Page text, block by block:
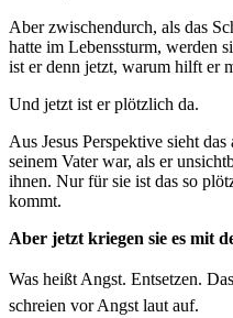
Aber zwischendurch, als das
hatte im Lebenssturm, werden
ist er denn jetzt, warum hilft er
Und jetzt ist er plötzlich da.
Aus Jesus Perspektive sieht
seinem Vater war, als er
ihnen. Nur für sie ist das so
kommt.
Aber jetzt kriegen sie es mit
Was heißt Angst. Entsetzen.
schreien vor Angst laut auf.